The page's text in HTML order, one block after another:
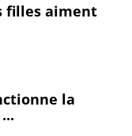
filles aiment
la